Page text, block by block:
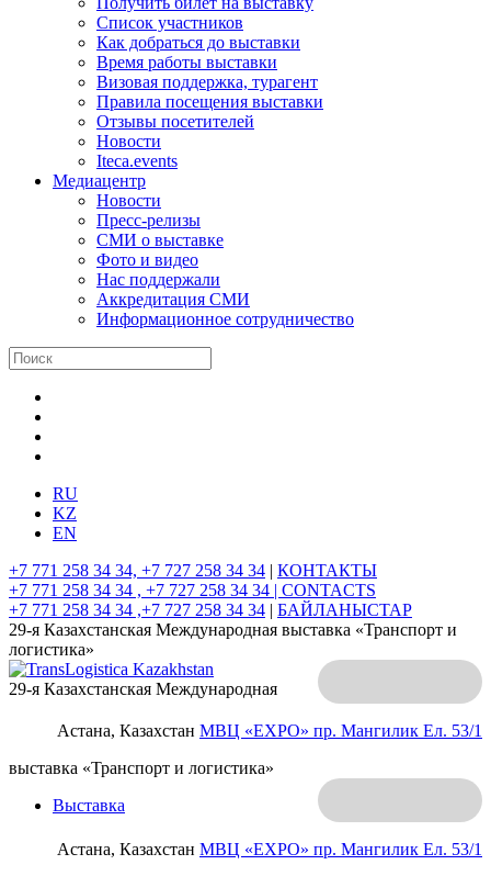
Список участников
Как добраться до выставки
Время работы выставки
Визовая поддержка, турагент
Правила посещения выставки
Отзывы посетителей
Новости
Iteca.events
Медиацентр
Новости
Пресс-релизы
СМИ о выставке
Фото и видео
Нас поддержали
Аккредитация СМИ
Информационное сотрудничество
RU
KZ
EN
+7 771 258 34 34, +7 727 258 34 34 | КОНТАКТЫ
+7 771 258 34 34 , +7 727 258 34 34 | CONTACTS
+7 771 258 34 34 ,+7 727 258 34 34 | БАЙЛАНЫСТАР
29-я Казахстанская Международная выставка «Транспорт и
логистика»
Астана, Казахстан МВЦ «EXPO» пр. Мангилик Ел. 53/1
29-я Казахстанская Международная
выставка «Транспорт и логистика»
Астана, Казахстан МВЦ «EXPO» пр. Мангилик Ел. 53/1
Выставка